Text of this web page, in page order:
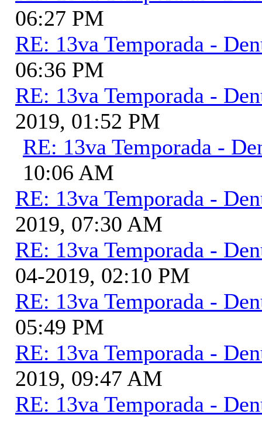
06:27 PM
RE: 13va Temporada -
06:36 PM
RE: 13va Temporada -
2019, 01:52 PM
RE: 13va Temporada -
10:06 AM
RE: 13va Temporada -
2019, 07:30 AM
RE: 13va Temporada -
04-2019, 02:10 PM
RE: 13va Temporada -
05:49 PM
RE: 13va Temporada -
2019, 09:47 AM
RE: 13va Temporada -